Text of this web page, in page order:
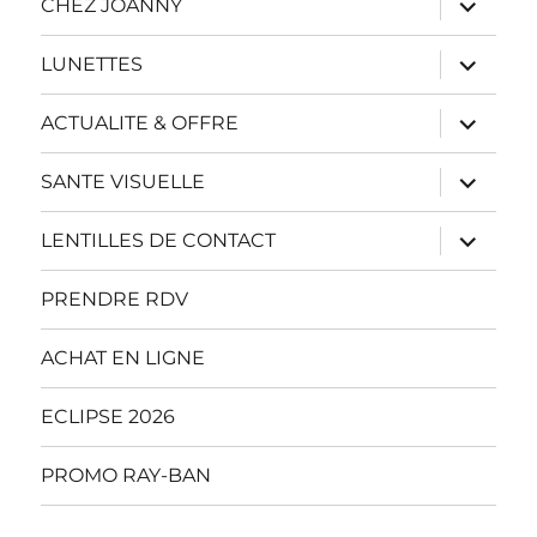
CHEZ JOANNY
le
sous-
menu
LUNETTES
ouvrir
le
sous-
menu
ACTUALITE & OFFRE
ouvrir
le
sous-
menu
SANTE VISUELLE
ouvrir
le
sous-
menu
LENTILLES DE CONTACT
ouvrir
le
sous-
PRENDRE RDV
ACHAT EN LIGNE
ECLIPSE 2026
PROMO RAY-BAN